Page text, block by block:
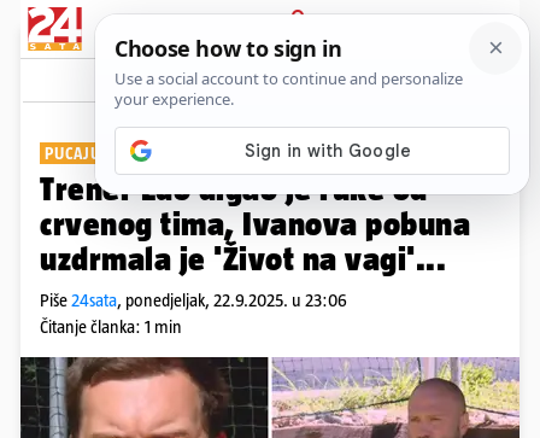
PRIJAVA
Show Komentari
PUCAJU PO ŠAVOVIMA
Trener Edo digao je ruke od
crvenog tima, Ivanova pobuna
uzdrmala je 'Život na vagi'...
Piše24sata, ponedjeljak, 22.9.2025. u 23:06
Čitanje članka: 1 min